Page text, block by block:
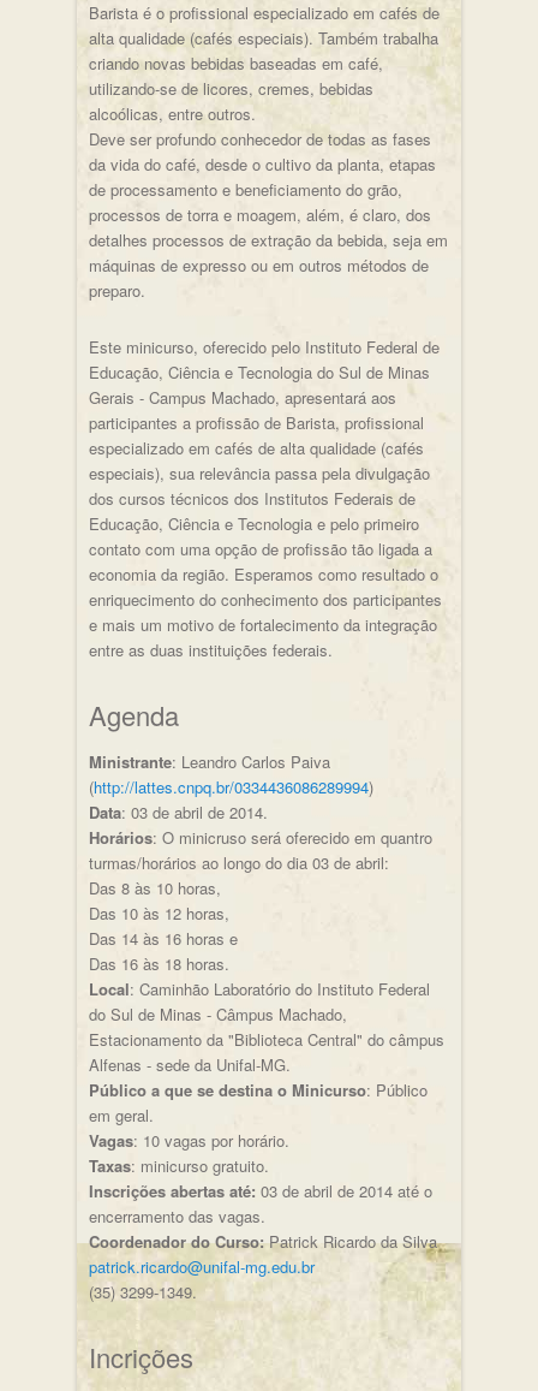
Barista é o profissional especializado em cafés de
alta qualidade (cafés especiais). Também trabalha
criando novas bebidas baseadas em café,
utilizando-se de licores, cremes, bebidas
alcoólicas, entre outros.
Deve ser profundo conhecedor de todas as fases
da vida do café, desde o cultivo da planta, etapas
de processamento e beneficiamento do grão,
processos de torra e moagem, além, é claro, dos
detalhes processos de extração da bebida, seja em
máquinas de expresso ou em outros métodos de
preparo.
Este minicurso, oferecido pelo Instituto Federal de
Educação, Ciência e Tecnologia do Sul de Minas
Gerais - Campus Machado, apresentará aos
participantes a profissão de Barista, profissional
especializado em cafés de alta qualidade (cafés
especiais), sua relevância passa pela divulgação
dos cursos técnicos dos Institutos Federais de
Educação, Ciência e Tecnologia e pelo primeiro
contato com uma opção de profissão tão ligada a
economia da região. Esperamos como resultado o
enriquecimento do conhecimento dos participantes
e mais um motivo de fortalecimento da integração
entre as duas instituições federais.
Agenda
Ministrante: Leandro Carlos Paiva
(http://lattes.cnpq.br/0334436086289994)
Data: 03 de abril de 2014.
Horários: O minicruso será oferecido em quantro
turmas/horários ao longo do dia 03 de abril:
Das 8 às 10 horas,
Das 10 às 12 horas,
Das 14 às 16 horas e
Das 16 às 18 horas.
Local: Caminhão Laboratório do Instituto Federal
do Sul de Minas - Câmpus Machado,
Estacionamento da "Biblioteca Central" do câmpus
Alfenas - sede da Unifal-MG.
Público a que se destina o Minicurso: Público
em geral.
Vagas: 10 vagas por horário.
Taxas: minicurso gratuito.
Inscrições abertas até: 03 de abril de 2014 até o
encerramento das vagas.
Coordenador do Curso:Patrick Ricardo da Silva
patrick.ricardo@unifal-mg.edu.br
(35) 3299-1349.
Incrições